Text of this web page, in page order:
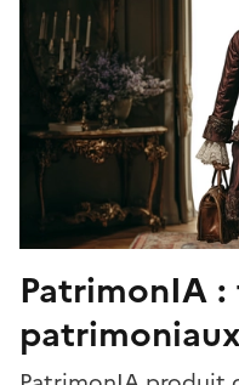
PatrimonIA